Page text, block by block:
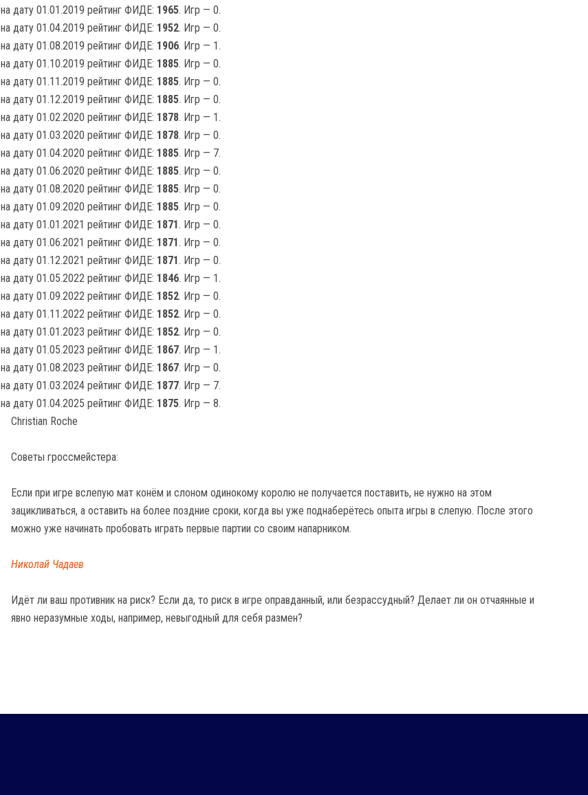
на дату 01.01.2019 рейтинг ФИДЕ: 1965. Игр — 0.
на дату 01.04.2019 рейтинг ФИДЕ: 1952. Игр — 0.
на дату 01.08.2019 рейтинг ФИДЕ: 1906. Игр — 1.
на дату 01.10.2019 рейтинг ФИДЕ: 1885. Игр — 0.
на дату 01.11.2019 рейтинг ФИДЕ: 1885. Игр — 0.
на дату 01.12.2019 рейтинг ФИДЕ: 1885. Игр — 0.
на дату 01.02.2020 рейтинг ФИДЕ: 1878. Игр — 1.
на дату 01.03.2020 рейтинг ФИДЕ: 1878. Игр — 0.
на дату 01.04.2020 рейтинг ФИДЕ: 1885. Игр — 7.
на дату 01.06.2020 рейтинг ФИДЕ: 1885. Игр — 0.
на дату 01.08.2020 рейтинг ФИДЕ: 1885. Игр — 0.
на дату 01.09.2020 рейтинг ФИДЕ: 1885. Игр — 0.
на дату 01.01.2021 рейтинг ФИДЕ: 1871. Игр — 0.
на дату 01.06.2021 рейтинг ФИДЕ: 1871. Игр — 0.
на дату 01.12.2021 рейтинг ФИДЕ: 1871. Игр — 0.
на дату 01.05.2022 рейтинг ФИДЕ: 1846. Игр — 1.
на дату 01.09.2022 рейтинг ФИДЕ: 1852. Игр — 0.
на дату 01.11.2022 рейтинг ФИДЕ: 1852. Игр — 0.
на дату 01.01.2023 рейтинг ФИДЕ: 1852. Игр — 0.
на дату 01.05.2023 рейтинг ФИДЕ: 1867. Игр — 1.
на дату 01.08.2023 рейтинг ФИДЕ: 1867. Игр — 0.
на дату 01.03.2024 рейтинг ФИДЕ: 1877. Игр — 7.
на дату 01.04.2025 рейтинг ФИДЕ: 1875. Игр — 8.
Christian Roche
Советы гроссмейстера:
Если при игре вслепую мат конём и слоном одинокому королю не получается поставить, не нужно на этом
зацикливаться, а оставить на более поздние сроки, когда вы уже поднаберётесь опыта игры в слепую. После этого
можно уже начинать пробовать играть первые партии со своим напарником.
Николай Чадаев
Идёт ли ваш противник на риск? Если да, то риск в игре оправданный, или безрассудный? Делает ли он отчаянные и
явно неразумные ходы, например, невыгодный для себя размен?